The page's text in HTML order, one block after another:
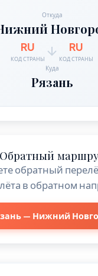
Откуда
RU
КОД СТРАНЫ
RU
КОД СТРАНЫ
Куда
Рязань
Обратный
обратный
в обратном
— Нижний